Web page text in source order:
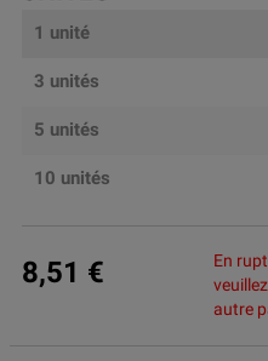
1 unité
3 unités
5 unités
10 unités
8,51 €
En
autre